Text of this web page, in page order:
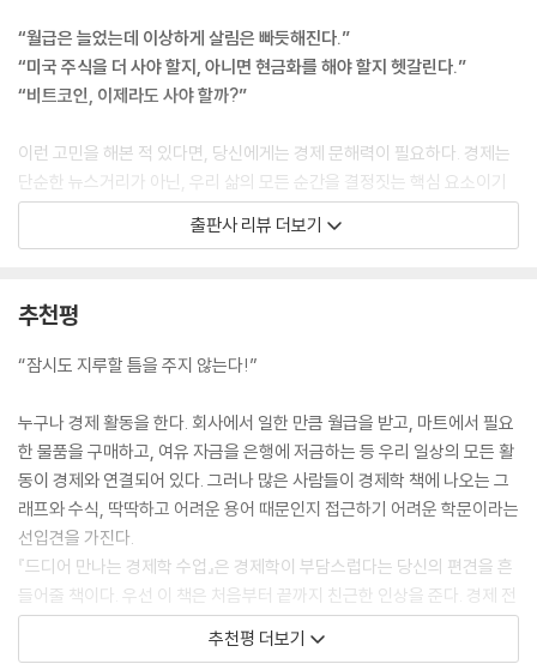
현대 경제학자들은 이런 한계에서 벗어나기 위해 경제에 영향을 미치는 온
갖 불완전한 요소까지 고려하며 다양한 이론을 발전시켜 왔습니다. 이 과
정에 탄생한 새로운 분야가 바로 정보경제학과 행동경제학입니다. 정보의
격차가 어떻게 경제에 작용하는지, 인간은 왜 비이성적이고 무논리적인 선
택을 하는지 연구해온 것이지요. 덕분에 경제 활동과 성장에 대해 다른 관
점에서, 더 폭넓게 이해할 수 있게 되었습니다.
--- p.57, 「우리는 왜 비합리적 선택을 하는가: 행동경제학의 탄생」 중에서
가만히 생각해보면 불환 화폐는 마치 SF 소설 속에나 존재할 법한, 뜬구름
가치가 없고, 오로지 국민의 합의와 약속에 기반해 기능하기 때문이지요.
금 납부, 체크 카드, 수표를 떠올려보면 돈과 화폐라는 개념이 더 기묘하게
--- p.85, 「중앙은행이 하는 일: 통화 공급량의 법칙」 중에서
시장 참여자가 다수라면 한 명의 생산자나 소비자가 가격과 거래량에 크게
영향력을 행사하지 못합니다. 다른 생산자 또는 소비자와 경쟁해야 하기
때문이지요. 그러나 생산자나 소비자가 하나뿐이라면 가격에 상당한 영향
력을 행사할 수 있습니다. 예를 들어 미국의 대형 할인점인 월마트는 여러
공급업체에 대한 수요독점력을 가지고 있습니다. 월마트가 이들 공급업체
의 유일한 납품 업체이므로 가격을 마음대로 정할 수 있는 것이지요.
“월급은 늘었는데 이상하게 살림은 빠듯해진다.”
“미국 주식을 더 사야 할지, 아니면 현금화를 해야 할지 헷갈린다.”
“비트코인, 이제라도 사야 할까?”
이런 고민을 해본 적 있다면, 당신에게는 경제 문해력이 필요하다. 경제는
단순한 뉴스거리가 아닌, 우리 삶의 모든 순간을 결정짓는 핵심 요소이기
때문이다. 금리 변동과 물가 상승, 자산 시장의 반복되는 불안 속에서 글로
벌 경제는 어느 때보다 불확실성이 커졌다.
을 할 수 있도록 돕는 실용적 경제 지식을 담았다. 무겁고 따분한 경제학
‘교과서’가 아닌, 실생활에서 바로 활용할 수 있는 61가지 경제 필수 개념
기회비용, 행동경제학, 인플레이션, 관세와 무역 정책이 내수 시장에 미치
는 영향, 금리 결정과 통화량의 메커니즘까지… 이 책을 읽으면 어려운 이
론처럼 느껴졌던 경제학 개념이 어떻게 당신의 지갑에 직접적인 영향을 미
치는지 확실히 알게 된다. 특히 최근 금융 위기와 시장 변동의 사례를 분석
해 경제 정책과 시장의 움직임을 독자가 직접 예측하고 판단할 수 있는 통
찰을 키워준다.
경제적 사고는 단순히 돈을 벌고 소비하는 것을 넘어 인생의 모든 선택을
출판사 리뷰 더보기
추천평
“잠시도 지루할 틈을 주지 않는다!”
누구나 경제 활동을 한다. 회사에서 일한 만큼 월급을 받고, 마트에서 필요
한 물품을 구매하고, 여유 자금을 은행에 저금하는 등 우리 일상의 모든 활
동이 경제와 연결되어 있다. 그러나 많은 사람들이 경제학 책에 나오는 그
래프와 수식, 딱딱하고 어려운 용어 때문인지 접근하기 어려운 학문이라는
선입견을 가진다.
『드디어 만나는 경제학 수업』은 경제학이 부담스럽다는 당신의 편견을 흔
들어줄 책이다. 우선 이 책은 처음부터 끝까지 친근한 인상을 준다. 경제 전
반을 이해하기 위한 방대한 내용을 다루지만 쉽고 친절한 어투로 다정하게
가르쳐준다. 또한 경제학을 크게 네 가지 주제로 나누고 그 안에 디테일한
추천평 더보기